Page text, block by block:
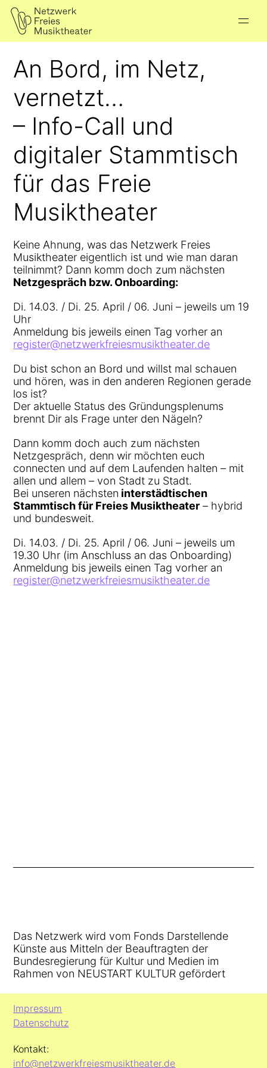
An Bord, im Netz,
vernetzt…
– Info-Call und
digitaler Stammtisch
für das Freie
Musiktheater
Keine Ahnung, was das Netzwerk Freies
Musiktheater eigentlich ist und wie man daran
teilnimmt? Dann komm doch zum nächsten
Netzgespräch bzw. Onboarding:
Di. 14.03. / Di. 25. April / 06. Juni – jeweils um 19
Uhr
Anmeldung bis jeweils einen Tag vorher an
register@netzwerkfreiesmusiktheater.de
Du bist schon an Bord und willst mal schauen
und hören, was in den anderen Regionen gerade
los ist?
Der aktuelle Status des Gründungsplenums
brennt Dir als Frage unter den Nägeln?
Dann komm doch auch zum nächsten
Netzgespräch, denn wir möchten euch
connecten und auf dem Laufenden halten – mit
allen und allem – von Stadt zu Stadt.
Bei unseren nächsten interstädtischen
Stammtisch für Freies Musiktheater – hybrid
und bundesweit.
Di. 14.03. / Di. 25. April / 06. Juni – jeweils um
19.30 Uhr (im Anschluss an das Onboarding)
Anmeldung bis jeweils einen Tag vorher an
register@netzwerkfreiesmusiktheater.de
Das Netzwerk wird vom Fonds Darstellende
Künste aus Mitteln der Beauftragten der
Bundesregierung für Kultur und Medien im
Rahmen von NEUSTART KULTUR gefördert
Impressum
Datenschutz
Kontakt:
info@netzwerkfreiesmusiktheater.de